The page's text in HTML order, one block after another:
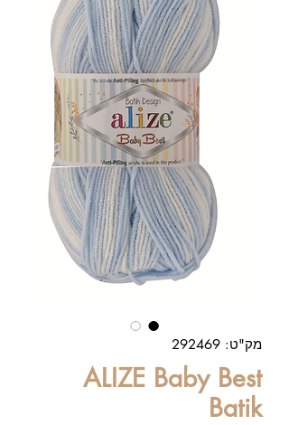
מק"ט: 292469
ALIZE Baby Best
Batik